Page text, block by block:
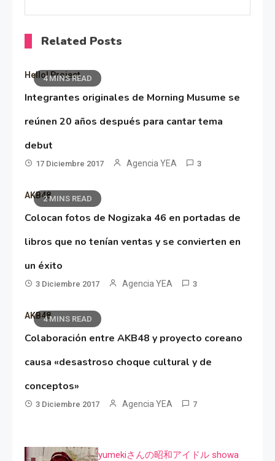
Related Posts
4 MINS READ
Hello! Project
Integrantes originales de Morning Musume se
reúnen 20 años después para cantar tema
debut
17 Diciembre 2017 Agencia YEA 3
2 MINS READ
AKB48
Colocan fotos de Nogizaka 46 en portadas de
libros que no tenían ventas y se convierten en
un éxito
3 Diciembre 2017 Agencia YEA 3
4 MINS READ
AKB48
Colaboración entre AKB48 y proyecto coreano
causa «desastroso choque cultural y de
conceptos»
3 Diciembre 2017 Agencia YEA 7
yumekiさんの昭和アイドル showa